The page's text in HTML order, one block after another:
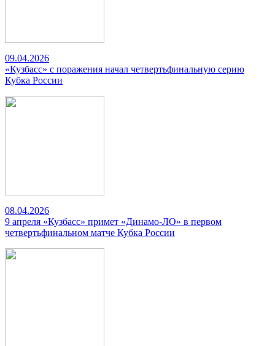
09.04.2026
«Кузбасс» с поражения начал четвертьфинальную серию
Кубка России
08.04.2026
9 апреля «Кузбасс» примет «Динамо-ЛО» в первом
четвертьфинальном матче Кубка России